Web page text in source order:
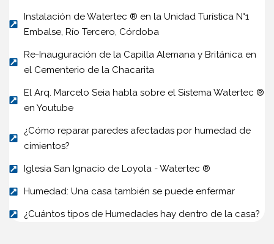
Instalación de Watertec ® en la Unidad Turística N°1
Embalse, Río Tercero, Córdoba
Re-Inauguración de la Capilla Alemana y Británica en
el Cementerio de la Chacarita
El Arq. Marcelo Seia habla sobre el Sistema Watertec ®
en Youtube
¿Cómo reparar paredes afectadas por humedad de
cimientos?
Iglesia San Ignacio de Loyola - Watertec ®
Humedad: Una casa también se puede enfermar
¿Cuántos tipos de Humedades hay dentro de la casa?